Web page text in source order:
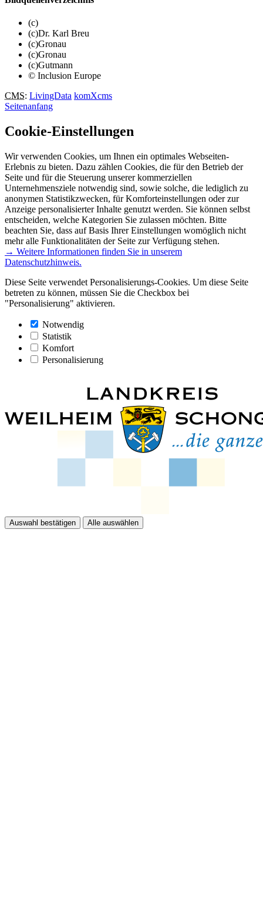
(c)
(c)Dr. Karl Breu
(c)Gronau
(c)Gronau
(c)Gutmann
© Inclusion Europe
CMS: LivingData komXcms
Seitenanfang
Cookie-Einstellungen
Wir verwenden Cookies, um Ihnen ein optimales Webseiten-
Erlebnis zu bieten. Dazu zählen Cookies, die für den Betrieb der
Seite und für die Steuerung unserer kommerziellen
Unternehmensziele notwendig sind, sowie solche, die lediglich zu
anonymen Statistikzwecken, für Komforteinstellungen oder zur
Anzeige personalisierter Inhalte genutzt werden. Sie können selbst
entscheiden, welche Kategorien Sie zulassen möchten. Bitte
beachten Sie, dass auf Basis Ihrer Einstellungen womöglich nicht
mehr alle Funktionalitäten der Seite zur Verfügung stehen.
→ Weitere Informationen finden Sie in unserem
Datenschutzhinweis.
Diese Seite verwendet Personalisierungs-Cookies. Um diese Seite
betreten zu können, müssen Sie die Checkbox bei
"Personalisierung" aktivieren.
Notwendig
Statistik
Komfort
Personalisierung
Auswahl bestätigen Alle auswählen